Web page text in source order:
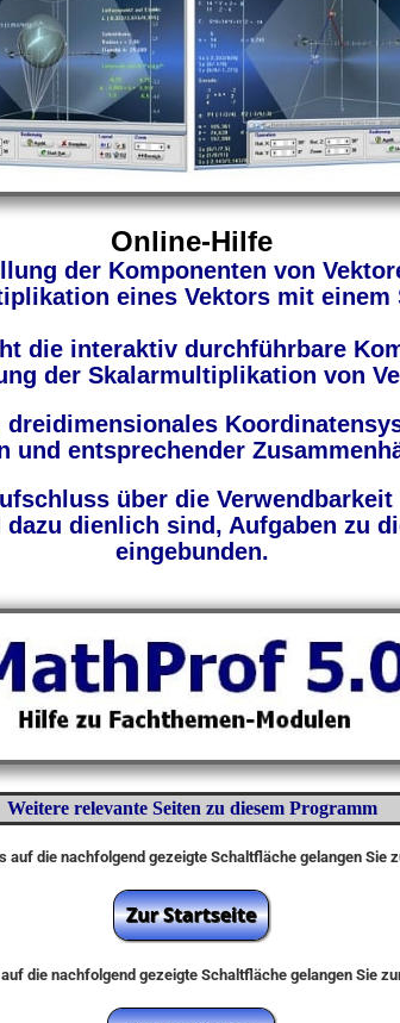
Online-Hilfe
der Komponenten von
eines Vektors mit einem
die interaktiv durchführbare
der Skalarmultiplikation von
und entsprechender
über die
dienlich sind, Aufgaben zu
eingebunden.
Weitere relevante Seiten zu diesem Programm
auf die nachfolgend gezeigte Schaltfläche gelangen Sie
die nachfolgend gezeigte Schaltfläche gelangen Sie